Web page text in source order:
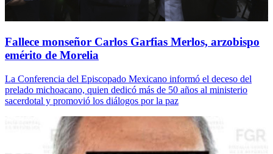
Fallece monseñor Carlos Garfias Merlos, arzobispo
emérito de Morelia
La Conferencia del Episcopado Mexicano informó el deceso del
prelado michoacano, quien dedicó más de 50 años al ministerio
sacerdotal y promovió los diálogos por la paz